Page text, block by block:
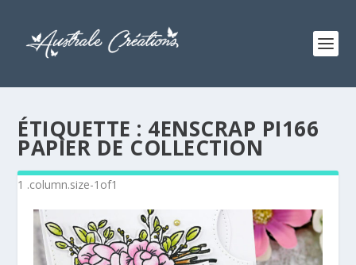
ÉTIQUETTE : 4ENSCRAP PI166
PAPIER DE COLLECTION